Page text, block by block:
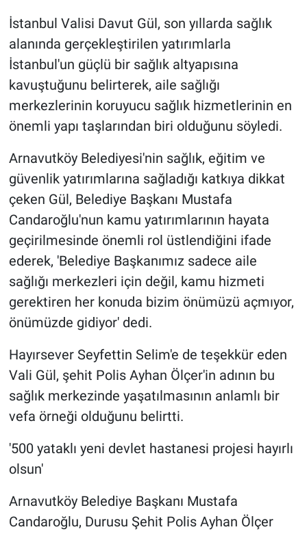
İstanbul Valisi Davut Gül, son yıllarda sağlık
alanında gerçekleştirilen yatırımlarla
İstanbul'un güçlü bir sağlık altyapısına
kavuştuğunu belirterek, aile sağlığı
merkezlerinin koruyucu sağlık hizmetlerinin en
önemli yapı taşlarından biri olduğunu söyledi.
Arnavutköy Belediyesi'nin sağlık, eğitim ve
güvenlik yatırımlarına sağladığı katkıya dikkat
çeken Gül, Belediye Başkanı Mustafa
Candaroğlu'nun kamu yatırımlarının hayata
geçirilmesinde önemli rol üstlendiğini ifade
ederek, 'Belediye Başkanımız sadece aile
sağlığı merkezleri için değil, kamu hizmeti
gerektiren her konuda bizim önümüzü açmıyor,
önümüzde gidiyor' dedi.
Hayırsever Seyfettin Selim'e de teşekkür eden
Vali Gül, şehit Polis Ayhan Ölçer'in adının bu
sağlık merkezinde yaşatılmasının anlamlı bir
vefa örneği olduğunu belirtti.
'500 yataklı yeni devlet hastanesi projesi hayırlı
olsun'
Arnavutköy Belediye Başkanı Mustafa
Candaroğlu, Durusu Şehit Polis Ayhan Ölçer